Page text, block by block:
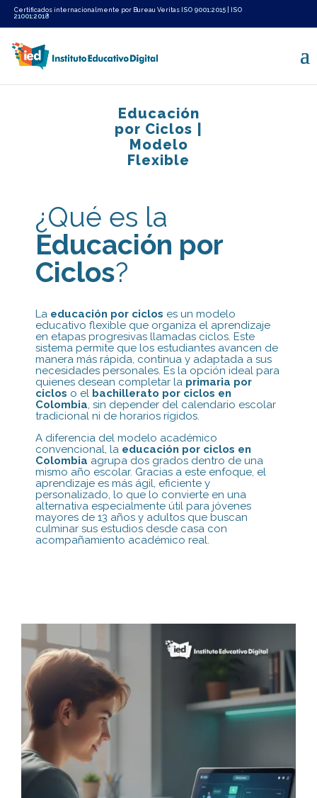
Certificados internacionalmente por Bureau Veritas ISO 9001:2015
ISO
21001:2018
Educación
por Ciclos |
Modelo
Flexible
¿Qué es la
Educación por
Ciclos?
La educación por ciclos es un modelo
educativo flexible que organiza el aprendizaje
en etapas progresivas llamadas ciclos. Este
sistema permite que los estudiantes avancen de
manera más rápida, continua y adaptada a sus
necesidades personales. Es la opción ideal para
quienes desean completar la primaria por
ciclos o el bachillerato por ciclos en
Colombia, sin depender del calendario escolar
tradicional ni de horarios rígidos.
A diferencia del modelo académico
convencional, la educación por ciclos en
Colombia agrupa dos grados dentro de una
mismo año escolar. Gracias a este enfoque, el
aprendizaje es más ágil, eficiente y
personalizado, lo que lo convierte en una
alternativa especialmente útil para jóvenes
mayores de 13 años y adultos que buscan
culminar sus estudios desde casa con
acompañamiento académico real.